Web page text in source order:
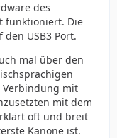
des
funktioniert. Die
USB3 Port.
mal über den
Verbindung mit
mit dem
oft und breit
Kanone ist.